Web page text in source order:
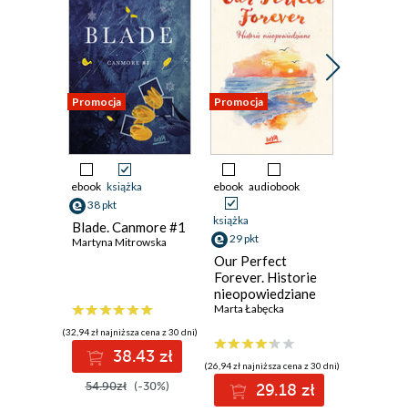
Promocja
ebook książka
38 pkt
Blade. Canmore #1
Martyna Mitrowska
(32,94 zł najniższa cena z 30 dni)
38.43 zł
54.90zł (-30%)
Promocja
ebook audiobook
książka
29 pkt
Our Perfect
Forever. Historie
nieopowiedziane
Marta Łabęcka
(26,94 zł najniższa cena z 30 dni)
29.18 zł